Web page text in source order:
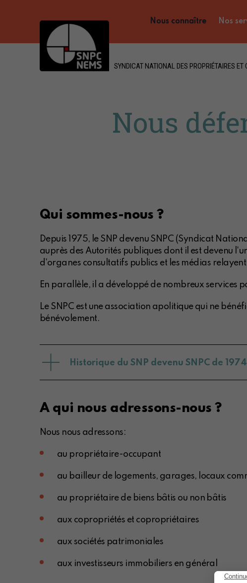
SYNDICAT NATIONAL DES PROPRIÉTAIRES ET
Nous connaître Nos
Nous
Qui sommes-nous ?
Depuis 1975, le SNP devenu SNPC (Syndicat
auprès des Autorités publiques dont il est devenu
d'organes consultatifs publics et les médias
En parallèle, il a développé de nombreux services
Le SNPC est une association apolitique qui ne
bénévolement.
Historique du SNP devenu SNPC de
A qui nous adressons-nous ?
Nous nous adressons:
au propriétaire-occupant
au bailleur de logements, garages, locaux
au propriétaire de biens bâtis ou non bâtis
aux copropriétés et copropriétaires
aux sociétés patrimoniales
aux investisseurs immobiliers en général